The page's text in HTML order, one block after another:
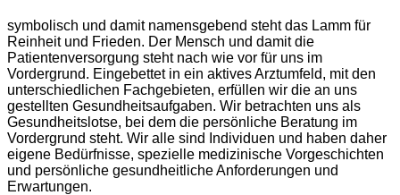
symbolisch und damit namensgebend steht das Lamm für
Reinheit und Frieden. Der Mensch und damit die
Patientenversorgung steht nach wie vor für uns im
Vordergrund. Eingebettet in ein aktives Arztumfeld, mit den
unterschiedlichen Fachgebieten, erfüllen wir die an uns
gestellten Gesundheitsaufgaben. Wir betrachten uns als
Gesundheitslotse, bei dem die persönliche Beratung im
Vordergrund steht. Wir alle sind Individuen und haben daher
eigene Bedürfnisse, spezielle medizinische Vorgeschichten
und persönliche gesundheitliche Anforderungen und
Erwartungen.